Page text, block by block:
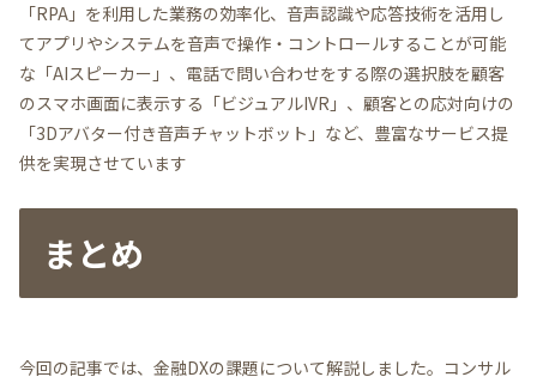
「RPA」を利用した業務の効率化、音声認識や応答技術を活用し
てアプリやシステムを音声で操作・コントロールすることが可能
な「AIスピーカー」、電話で問い合わせをする際の選択肢を顧客
のスマホ画面に表示する「ビジュアルIVR」、顧客との応対向けの
「3Dアバター付き音声チャットボット」など、豊富なサービス提
供を実現させています
まとめ
今回の記事では、金融DXの課題について解説しました。コンサル